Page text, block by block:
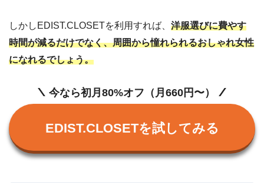
しかしEDIST.CLOSETを利用すれば、 洋服選びに費やす
時間が減るだけでなく、周囲から憧れられるおしゃれ女性
になれるでしょう。
今なら初月80%オフ（月660円〜）
EDIST.CLOSETを試してみる